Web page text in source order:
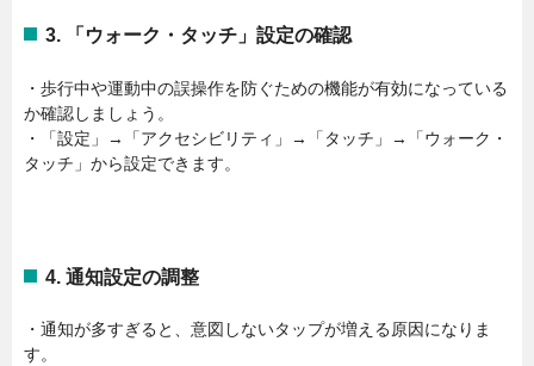
3. 「ウォーク・タッチ」設定の確認
・歩行中や運動中の誤操作を防ぐための機能が有効になっている
か確認しましょう。
・「設定」→「アクセシビリティ」→「タッチ」→「ウォーク・
タッチ」から設定できます。
4. 通知設定の調整
・通知が多すぎると、意図しないタップが増える原因になりま
す。